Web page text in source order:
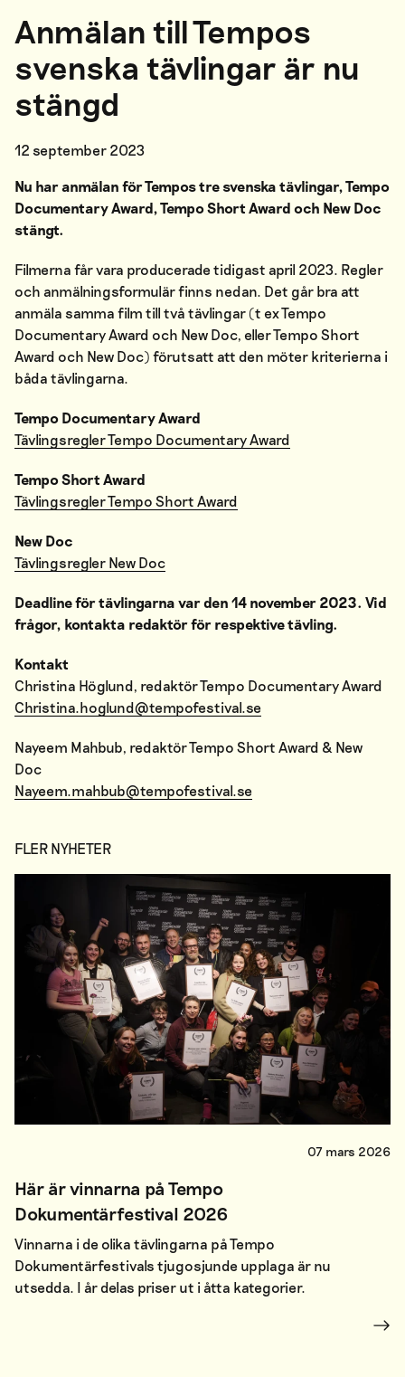
Anmälan till Tempos
svenska tävlingar är nu
stängd
12 september 2023
Nu har anmälan för Tempos tre svenska tävlingar, Tempo
Documentary Award, Tempo Short Award och New Doc
stängt.
Filmerna får vara producerade tidigast april 2023. Regler
och anmälningsformulär finns nedan. Det går bra att
anmäla samma film till två tävlingar (t ex Tempo
Documentary Award och New Doc, eller Tempo Short
Award och New Doc) förutsatt att den möter kriterierna i
båda tävlingarna.
Tempo Documentary Award
Tävlingsregler Tempo Documentary Award
Tempo Short Award
Tävlingsregler Tempo Short Award
New Doc
Tävlingsregler New Doc
Deadline för tävlingarna var den 14 november 2023. Vid
frågor, kontakta redaktör för respektive tävling.
Kontakt
Christina Höglund, redaktör Tempo Documentary Award
Christina.hoglund@tempofestival.se
Nayeem Mahbub, redaktör Tempo Short Award & New
Doc
Nayeem.mahbub@tempofestival.se
FLER NYHETER
07 mars 2026
Här är vinnarna på Tempo
Dokumentärfestival 2026
Vinnarna i de olika tävlingarna på Tempo
Dokumentärfestivals tjugosjunde upplaga är nu
utsedda. I år delas priser ut i åtta kategorier.